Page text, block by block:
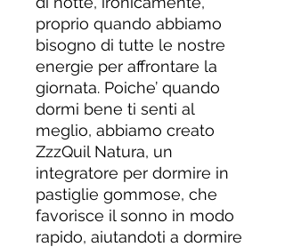
proprio quando abbiamo
bisogno di tutte le nostre
energie per affrontare la
giornata. Poiche’ quando
dormi bene ti senti al
meglio, abbiamo creato
ZzzQuil Natura, un
integratore per dormire in
pastiglie gommose, che
favorisce il sonno in modo
rapido, aiutandoti a dormire